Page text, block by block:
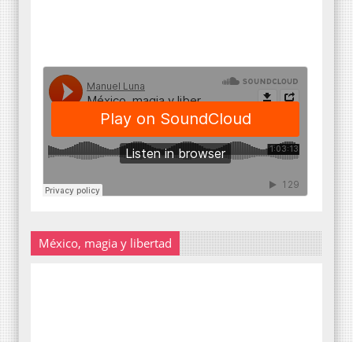
México, magia y libertad